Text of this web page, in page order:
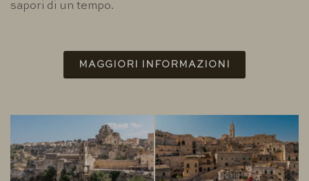
sapori di un tempo.
MAGGIORI INFORMAZIONI